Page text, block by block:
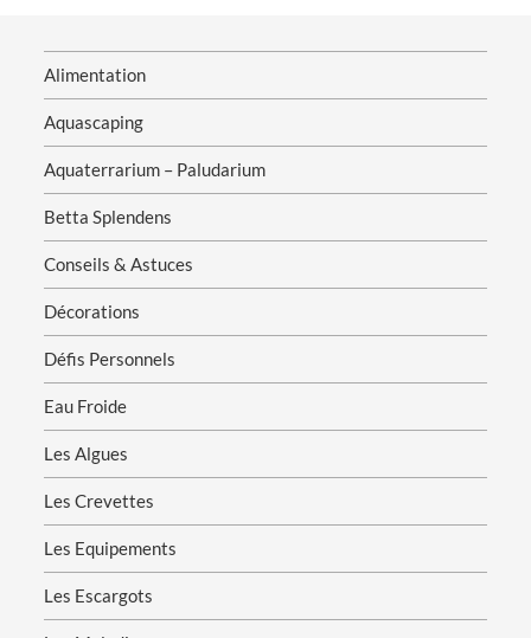
Alimentation
Aquascaping
Aquaterrarium – Paludarium
Betta Splendens
Conseils & Astuces
Décorations
Défis Personnels
Eau Froide
Les Algues
Les Crevettes
Les Equipements
Les Escargots